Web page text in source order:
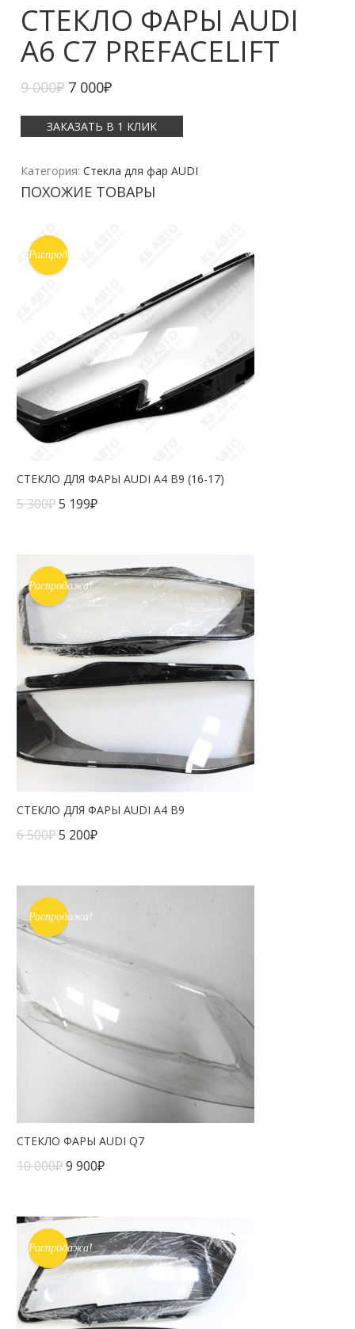
СТЕКЛО ФАРЫ AUDI
A6 C7 PREFACELIFT
9 000₽ 7 000₽
ЗАКАЗАТЬ В 1 КЛИК
Категория:Стекла для фар AUDI
ПОХОЖИЕ ТОВАРЫ
Распродажа!
СТЕКЛО ДЛЯ ФАРЫ AUDI A4 B9 (16-17)
5 300₽5 199₽
Распродажа!
СТЕКЛО ДЛЯ ФАРЫ AUDI A4 B9
6 500₽5 200₽
Распродажа!
СТЕКЛО ФАРЫ AUDI Q7
10 000₽9 900₽
Распродажа!